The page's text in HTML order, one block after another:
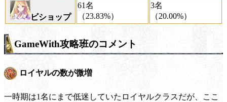
ビショップ
61名
（23.83%）
3名
（20.00%）
GameWith攻略班のコメント
ロイヤルの数が微増
一時期は1名にまで低迷していたロイヤルクラスだが、ここ